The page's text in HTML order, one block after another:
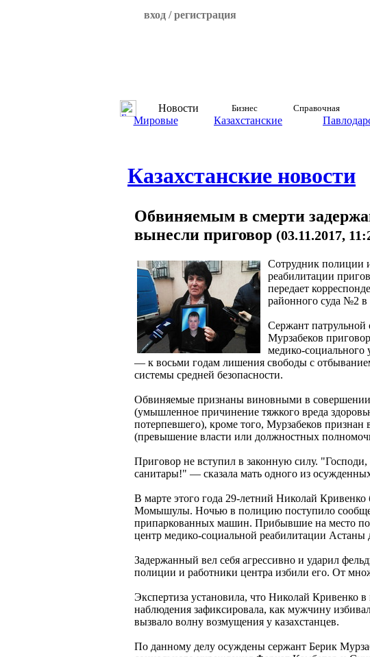
вход / регистрация
Новости Бизнес Справочная
Мировые Казахстанские
Казахстанские новости
Обвиняемым в смерти
вынесли приговор (03.11.2017,
Сотрудник полиции
реабилитации
передает
районного суда №2 в
Сержант патрульной
Мурзабеков
медико-
— к восьми годам лишения свободы с
системы средней безопасности.
Обвиняемые признаны виновными в
(умышленное причинение тяжкого вреда
потерпевшего), кроме того, Мурзабеков
(превышение власти или должностных
Приговор не вступил в законную силу.
санитары!" — сказала мать одного из
В марте этого года 29-летний Николай
Момышулы. Ночью в полицию поступило
припаркованных машин. Прибывшие на место
центр медико-социальной реабилитации Астаны
Задержанный вел себя агрессивно и ударил
полиции и работники центра избили его. От
Экспертиза установила, что Николай Кривенко
наблюдения зафиксировала, как мужчину
вызвало волну возмущения у казахстанцев.
По данному делу осуждены сержант Берик